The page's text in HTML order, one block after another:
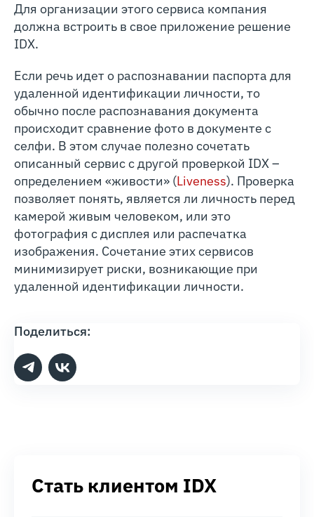
Для организации этого сервиса компания
должна встроить в свое приложение решение
IDX.
Если речь идет о распознавании паспорта для
удаленной идентификации личности, то
обычно после распознавания документа
происходит сравнение фото в документе с
селфи. В этом случае полезно сочетать
описанный сервис с другой проверкой IDX –
определением «живости» (Liveness). Проверка
позволяет понять, является ли личность перед
камерой живым человеком, или это
фотография с дисплея или распечатка
изображения. Сочетание этих сервисов
минимизирует риски, возникающие при
удаленной идентификации личности.
Поделиться:
Стать клиентом IDX